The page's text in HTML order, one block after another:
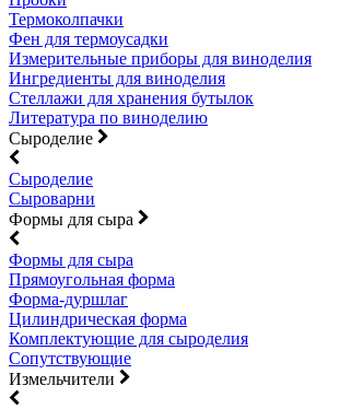
Термоколпачки
Фен для термоусадки
Измерительные приборы для виноделия
Ингредиенты для виноделия
Стеллажи для хранения бутылок
Литература по виноделию
Сыроделие
Сыроделие
Сыроварни
Формы для сыра
Формы для сыра
Прямоугольная форма
Форма-дуршлаг
Цилиндрическая форма
Комплектующие для сыроделия
Сопутствующие
Измельчители